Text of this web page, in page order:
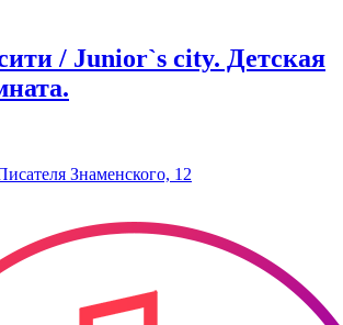
/ Junior`s city. ​Детская
Знаменского, 12